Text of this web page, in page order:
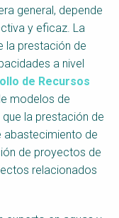
general, depende
y eficaz. La
la prestación de
a nivel
de Recursos
modelos de
la prestación de
abastecimiento de
de proyectos de
relacionados